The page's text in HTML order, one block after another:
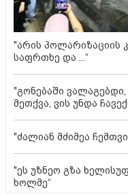
"არის პოლარიზაციის
საფრთხე და ...“
"გონებაში
მეთქვა, ვის უნდა
"ძალიან მძიმეა
"ეს უზნეო გზა
ხოლმე“